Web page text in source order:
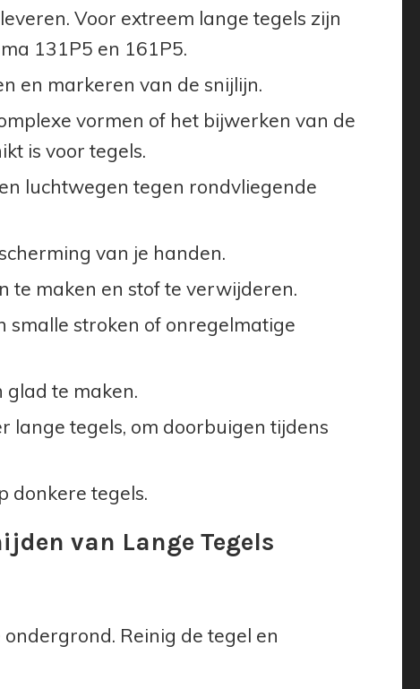
Voor extreem lange tegels zijn
131P5 en 161P5.
en markeren van de snijlijn.
vormen of het bijwerken van de
is voor tegels.
luchtwegen tegen rondvliegende
van je handen.
te maken en stof te verwijderen.
smalle stroken of onregelmatige
glad te maken.
lange tegels, om doorbuigen tijdens
donkere tegels.
van Lange Tegels
Reinig de tegel en